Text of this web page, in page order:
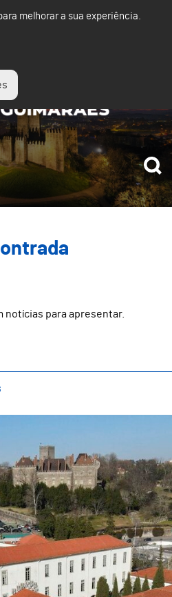
melhorar a sua experiência.
notícias para apresentar.